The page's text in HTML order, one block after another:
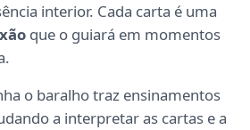
interior. Cada carta é uma
que o guiará em momentos
o baralho traz ensinamentos
a interpretar as cartas e a